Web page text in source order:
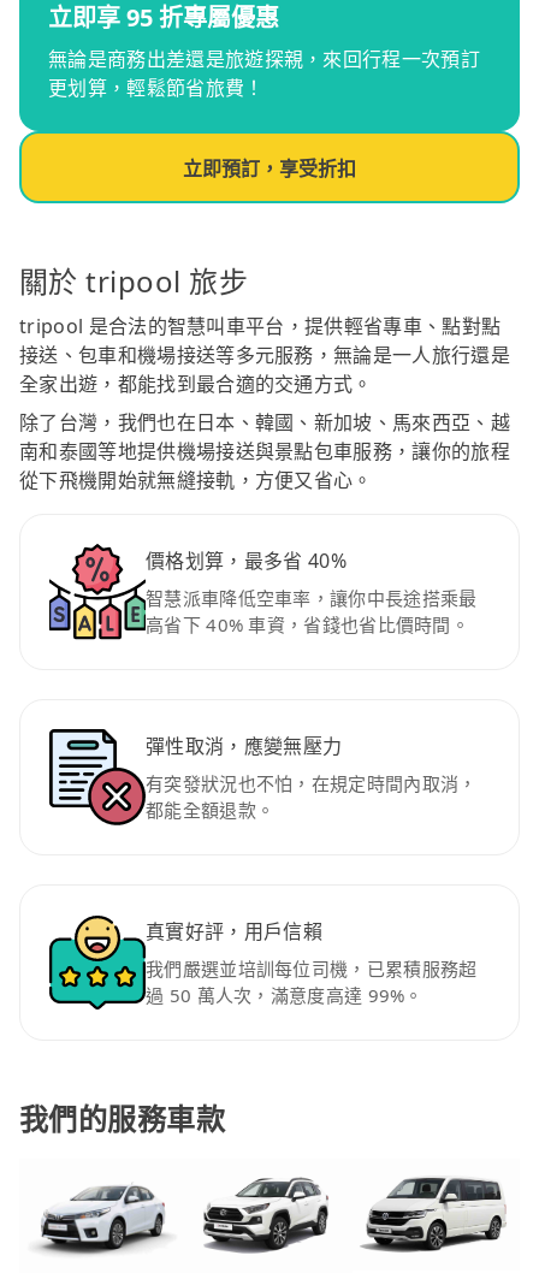
立即享 95 折專屬優惠
無論是商務出差還是旅遊探親，來回行程一次預訂
更划算，輕鬆節省旅費！
立即預訂，享受折扣
關於 tripool 旅步
tripool 是合法的智慧叫車平台，提供輕省專車、點對點
接送、包車和機場接送等多元服務，無論是一人旅行還是
全家出遊，都能找到最合適的交通方式。
除了台灣，我們也在日本、韓國、新加坡、馬來西亞、越
南和泰國等地提供機場接送與景點包車服務，讓你的旅程
從下飛機開始就無縫接軌，方便又省心。
價格划算，最多省 40%
智慧派車降低空車率，讓你中長途搭乘最
高省下 40% 車資，省錢也省比價時間。
彈性取消，應變無壓力
有突發狀況也不怕，在規定時間內取消，
都能全額退款。
真實好評，用戶信賴
我們嚴選並培訓每位司機，已累積服務超
過 50 萬人次，滿意度高達 99%。
我們的服務車款